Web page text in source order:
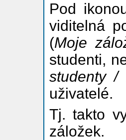
Pod
viditelná
(Moje
studenti,
studenty /
uživatelé.
Tj. takto
záložek.